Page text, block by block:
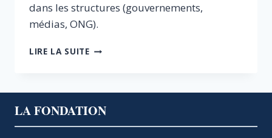
dans les structures (gouvernements,
médias, ONG).
LIRE LA SUITEBAROMÈTRE
LA FONDATION